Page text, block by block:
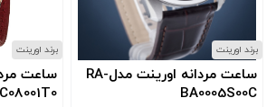
برند اورینت
ساعت مردانه اورینت مدلRA-
BA0005S00C
برند اورینت
ساعت